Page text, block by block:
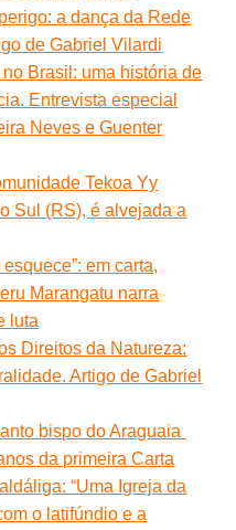
a dança da Rede
de Gabriel Vilardi
Brasil: uma história de
Entrevista especial
Neves e Guenter
Tekoa Yy
Sul (RS), é alvejada a
em carta,
Marangatu narra
luta
Direitos da Natureza:
Artigo de Gabriel
bispo do Araguaia
da primeira Carta
“Uma Igreja da
o latifúndio e a